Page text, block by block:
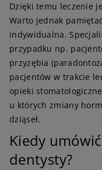
Dzięki temu leczenie
Warto jednak
indywidualna.
przypadku np.
przyzębia
pacjentów w trakcie
opieki
u których zmiany
dziąseł.
Kiedy
dentysty?